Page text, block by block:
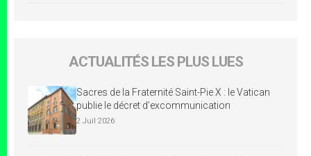
ACTUALITÉS LES PLUS LUES
Sacres de la Fraternité Saint-Pie X : le Vatican
publie le décret d’excommunication
2 Juil 2026